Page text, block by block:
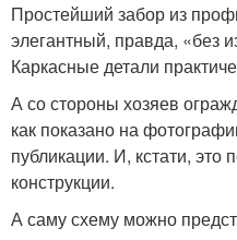
Простейший забор из
элегантный, правда, «без
Каркасные детали
А со стороны хозяев
как показано на
публикации. И, кстати, это
конструкции.
А саму схему можно